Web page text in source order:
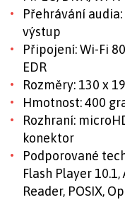
Přehrávání audia:
výstup
Připojení: Wi-Fi
EDR
Rozměry: 130 x
Hmotnost: 400
Rozhraní:
konektor
Podporované
Flash Player
Reader, POSIX,